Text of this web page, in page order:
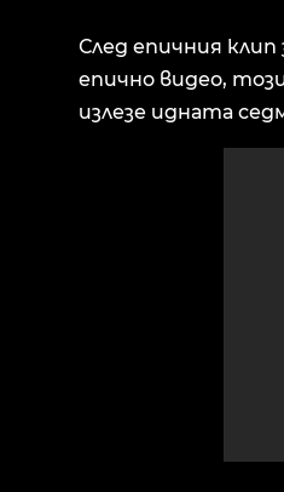
След епичния клип
епично видео,
излезе идната